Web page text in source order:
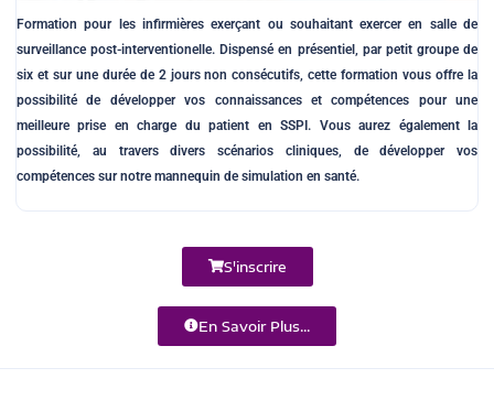
Formation pour les infirmières exerçant ou souhaitant exercer en salle de
surveillance post-interventionelle. Dispensé en présentiel, par petit groupe de
six et sur une durée de 2 jours non consécutifs, cette formation vous offre la
possibilité de développer vos connaissances et compétences pour une
meilleure prise en charge du patient en SSPI. Vous aurez également la
possibilité, au travers divers scénarios cliniques, de développer vos
compétences sur notre mannequin de simulation en santé.
S'inscrire
En Savoir Plus...